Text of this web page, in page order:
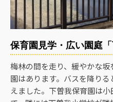
保育園見学・広い園庭「
梅林の間を走り、緩やかな
園はあります。バスを降り
えました。下曽我保育園は